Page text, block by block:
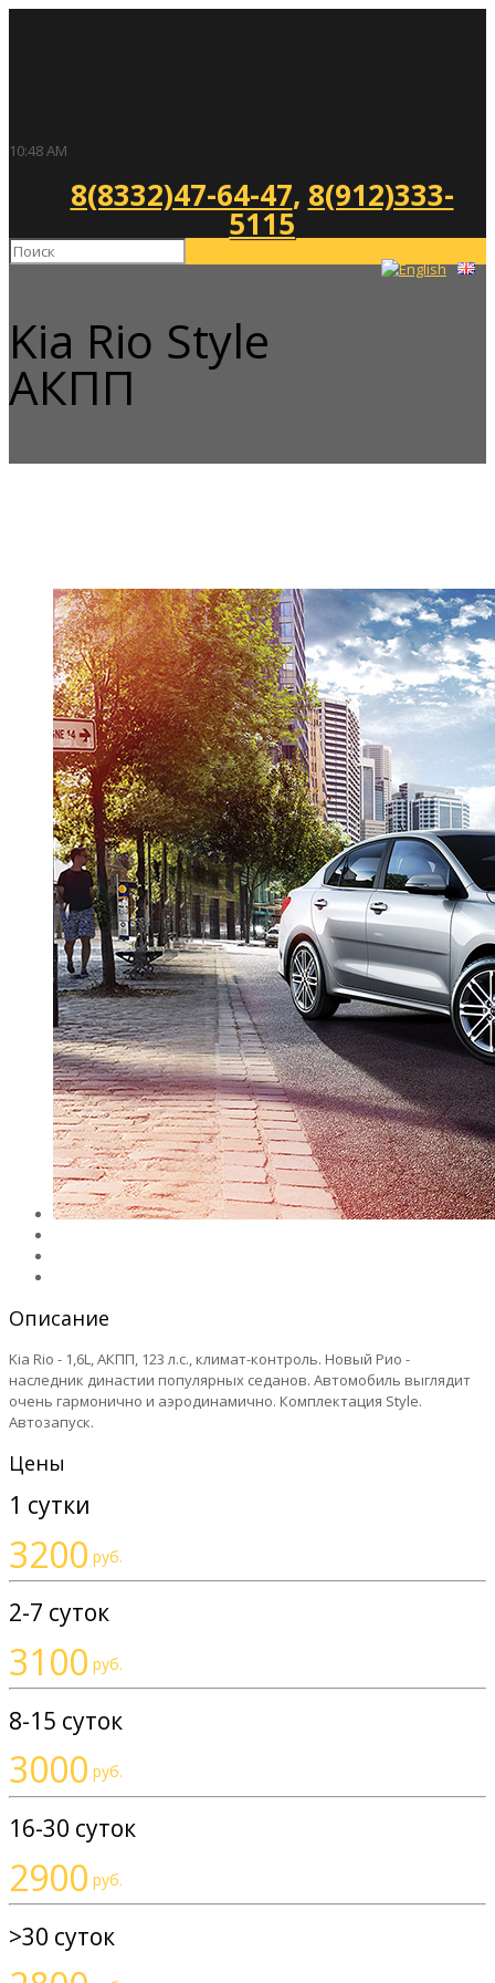
10:48 AM
8(8332)47-64-47, 8(912)333-
5115
Kia Rio Style
АКПП
Описание
Kia Rio - 1,6L, АКПП, 123 л.с., климат-контроль. Новый Рио -
наследник династии популярных седанов. Автомобиль выглядит
очень гармонично и аэродинамично. Комплектация Style.
Автозапуск.
Цены
1 сутки
3200 руб.
2-7 суток
3100 руб.
8-15 суток
3000 руб.
16-30 суток
2900 руб.
>30 суток